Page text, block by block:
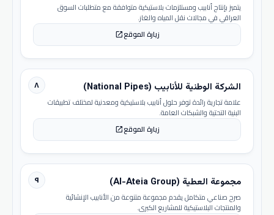
يتميز بإنتاج أنابيب ومستلزمات بلاستيكية متوافقة مع متطلبات السوق
العراقي في مجالات نقل المياه والغاز.
زيارة الموقعopen_in_new
٨ الشركة الوطنية للأنابيب (National Pipes)
علامة تجارية رائدة توفر حلول أنابيب بلاستيكية ومعدنية لمختلف تطبيقات
البنية التحتية والشبكات العامة.
زيارة الموقعopen_in_new
٩ مجموعة العطية (Al-Ateia Group)
صرح صناعي متكامل يقدم مجموعة متنوعة من الأنابيب الإنشائية
والمنتجات البلاستيكية للمشاريع الكبرى.